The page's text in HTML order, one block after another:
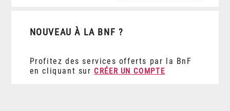
NOUVEAU À LA BNF ?
Profitez des services offerts par la BnF
en cliquant sur CRÉER UN COMPTE